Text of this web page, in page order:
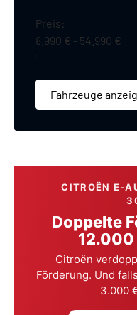
Preis:
8.990 €
54.990 €
Fahrzeuge
CITROËN E-
Doppelte
Citroën
Förderung. Und
3.000